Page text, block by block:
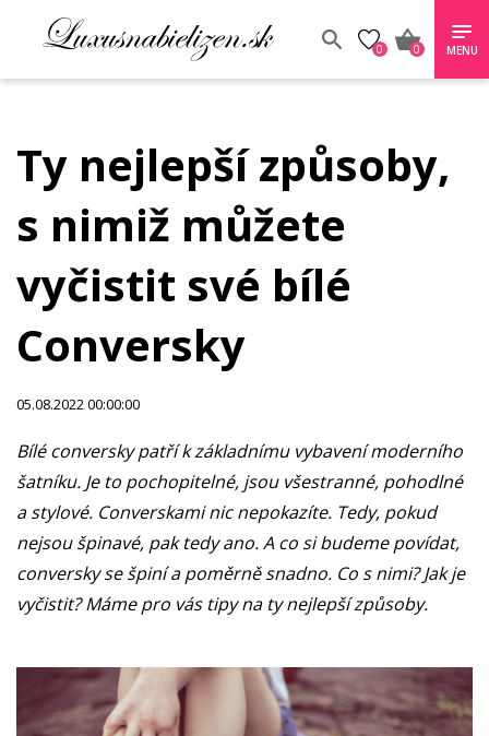
0 0 MENU
Ty nejlepší způsoby,
s nimiž můžete
vyčistit své bílé
Conversky
05.08.2022 00:00:00
Bílé conversky patří k základnímu vybavení moderního
šatníku. Je to pochopitelné, jsou všestranné, pohodlné
a stylové. Converskami nic nepokazíte. Tedy, pokud
nejsou špinavé, pak tedy ano. A co si budeme povídat,
conversky se špiní a poměrně snadno. Co s nimi? Jak je
vyčistit? Máme pro vás tipy na ty nejlepší způsoby.